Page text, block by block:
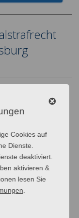
Cookies auf
Dienste.
deaktiviert.
aktivieren &
lesen Sie